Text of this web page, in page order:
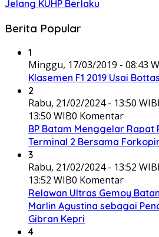
Jelang KUHP Berlaku
Berita Popular
1
Minggu, 17/03/2019 - 08:43
Klasemen F1 2019 Usai
2
Rabu, 21/02/2024 - 13:50 WIB
13:50 WIB0 Komentar
BP Batam Menggelar Rapat
Terminal 2 Bersama
3
Rabu, 21/02/2024 - 13:52 WIB
13:52 WIB0 Komentar
Relawan Ultras Gemoy
Marlin Agustina sebagai
Gibran Kepri
4